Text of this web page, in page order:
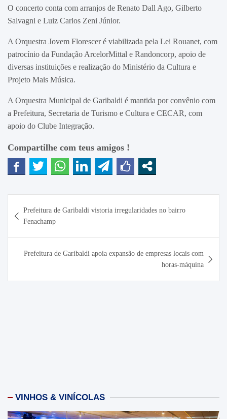
O concerto conta com arranjos de Renato Dall Ago, Gilberto
Salvagni e Luiz Carlos Zeni Júnior.
A Orquestra Jovem Florescer é viabilizada pela Lei Rouanet, com
patrocínio da Fundação ArcelorMittal e Randoncorp, apoio de
diversas instituições e realização do Ministério da Cultura e
Projeto Mais Música.
A Orquestra Municipal de Garibaldi é mantida por convênio com
a Prefeitura, Secretaria de Turismo e Cultura e CECAR, com
apoio do Clube Integração.
Compartilhe com teus amigos !
de
Post
Prefeitura de Garibaldi vistoria irregularidades no bairro
Fenachamp
Prefeitura de Garibaldi apoia expansão de empresas locais com
horas-máquina
VINHOS & VINÍCOLAS